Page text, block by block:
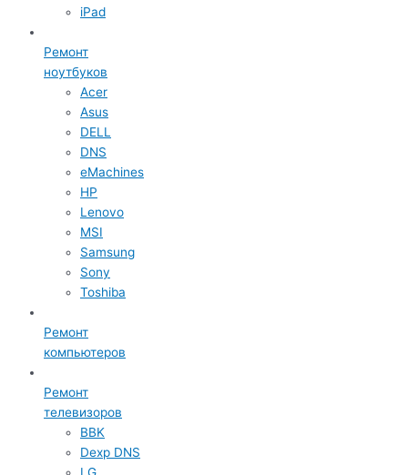
iPad
Ремонт
ноутбуков
Acer
Asus
DELL
DNS
eMachines
HP
Lenovo
MSI
Samsung
Sony
Toshiba
Ремонт
компьютеров
Ремонт
телевизоров
BBK
Dexp DNS
LG